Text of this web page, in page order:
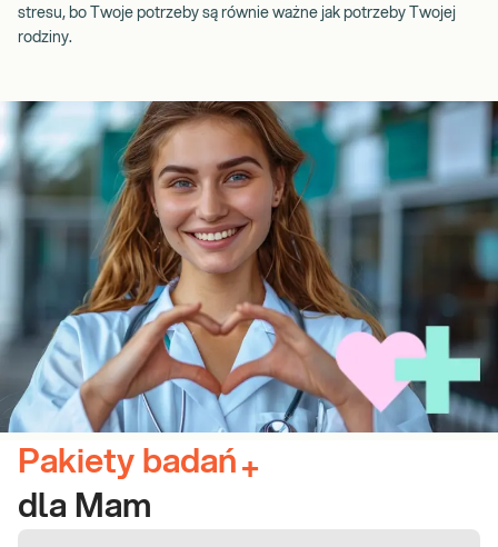
stresu, bo Twoje potrzeby są równie ważne jak potrzeby Twojej
rodziny.
Pakiety badań +
dla Mam